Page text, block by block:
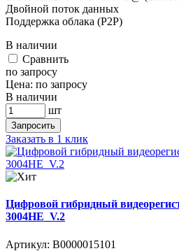
Двойной поток данных
Поддержка облака (P2P)
В наличии
Cравнить
по запросу
Цена: по запросу
В наличии
шт
Запросить
Заказать в 1 клик
Цифровой гибридный
3004HE_V.2
Артикул: В0000015101